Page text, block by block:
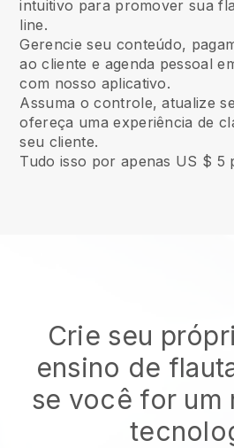
intuitivo para promover sua
line.
Gerencie seu conteúdo,
ao cliente e agenda pessoal
com nosso aplicativo.
Assuma o controle, atualize
ofereça uma experiência de
seu cliente.
Tudo isso por apenas US $ 5
Crie seu
ensino de
se você for um